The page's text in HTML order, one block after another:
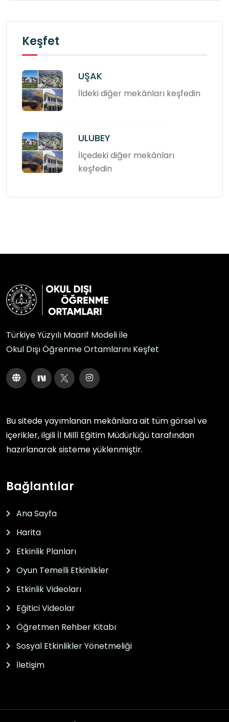
Keşfet
UŞAK
İldeki diğer mekânları keşfedin
ULUBEY
İlçedeki diğer mekânları
keşfedin
Türkiye Yüzyılı Maarif Modeli ile
Okul Dışı Öğrenme Ortamlarını Keşfet
Bu sitede yayımlanan mekânlara ait tüm görsel ve
içerikler, ilgili İl Millî Eğitim Müdürlüğü tarafından
hazırlanarak sisteme yüklenmiştir.
Bağlantılar
Ana Sayfa
Harita
Etkinlik Planları
Oyun Temelli Etkinlikler
Etkinlik Videoları
Eğitici Videolar
Öğretmen Rehber Kitabı
Sosyal Etkinlikler Yönetmeliği
İletişim